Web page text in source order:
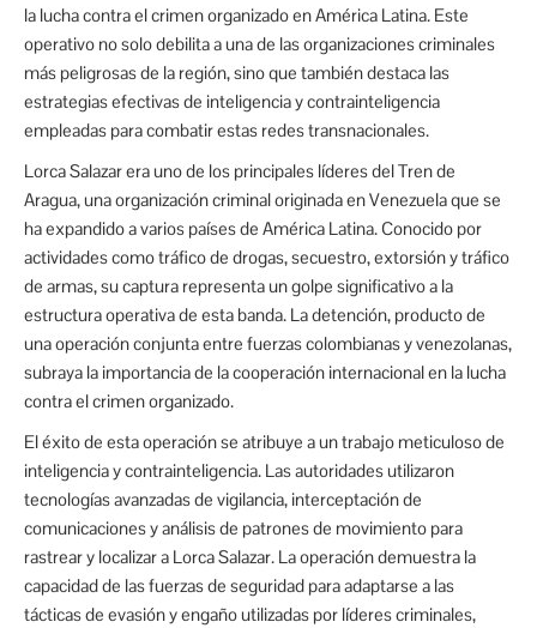
la lucha contra el crimen organizado en América Latina. Este
operativo no solo debilita a una de las organizaciones criminales
más peligrosas de la región, sino que también destaca las
estrategias efectivas de inteligencia y contrainteligencia
empleadas para combatir estas redes transnacionales.
Lorca Salazar era uno de los principales líderes del Tren de
Aragua, una organización criminal originada en Venezuela que se
ha expandido a varios países de América Latina. Conocido por
actividades como tráfico de drogas, secuestro, extorsión y tráfico
de armas, su captura representa un golpe significativo a la
estructura operativa de esta banda. La detención, producto de
una operación conjunta entre fuerzas colombianas y venezolanas,
subraya la importancia de la cooperación internacional en la lucha
contra el crimen organizado.
El éxito de esta operación se atribuye a un trabajo meticuloso de
inteligencia y contrainteligencia. Las autoridades utilizaron
tecnologías avanzadas de vigilancia, interceptación de
comunicaciones y análisis de patrones de movimiento para
rastrear y localizar a Lorca Salazar. La operación demuestra la
capacidad de las fuerzas de seguridad para adaptarse a las
tácticas de evasión y engaño utilizadas por líderes criminales,